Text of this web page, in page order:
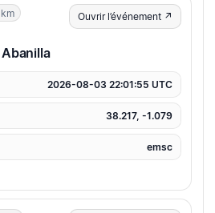
Ouvrir l’événement ↗
Abanilla
2026-08-03 22:01:55 UTC
38.217, -1.079
emsc